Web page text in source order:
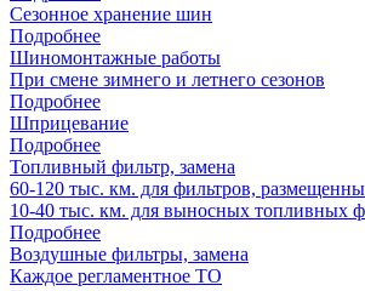
Сезонное хранение шин
Подробнее
Шиномонтажные работы
При смене зимнего и летнего сезонов
Подробнее
Шприцевание
Подробнее
Топливный фильтр, замена
60-120 тыс. км. для фильтров,
10-40 тыс. км. для выносных топливных
Подробнее
Воздушные фильтры, замена
Каждое регламентное ТО